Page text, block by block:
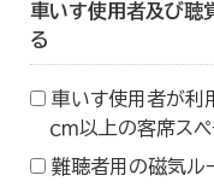
車いす使用者及び聴
る
車いす使用者が利
ｃｍ以上の客席ス
難聴者用の磁気ル